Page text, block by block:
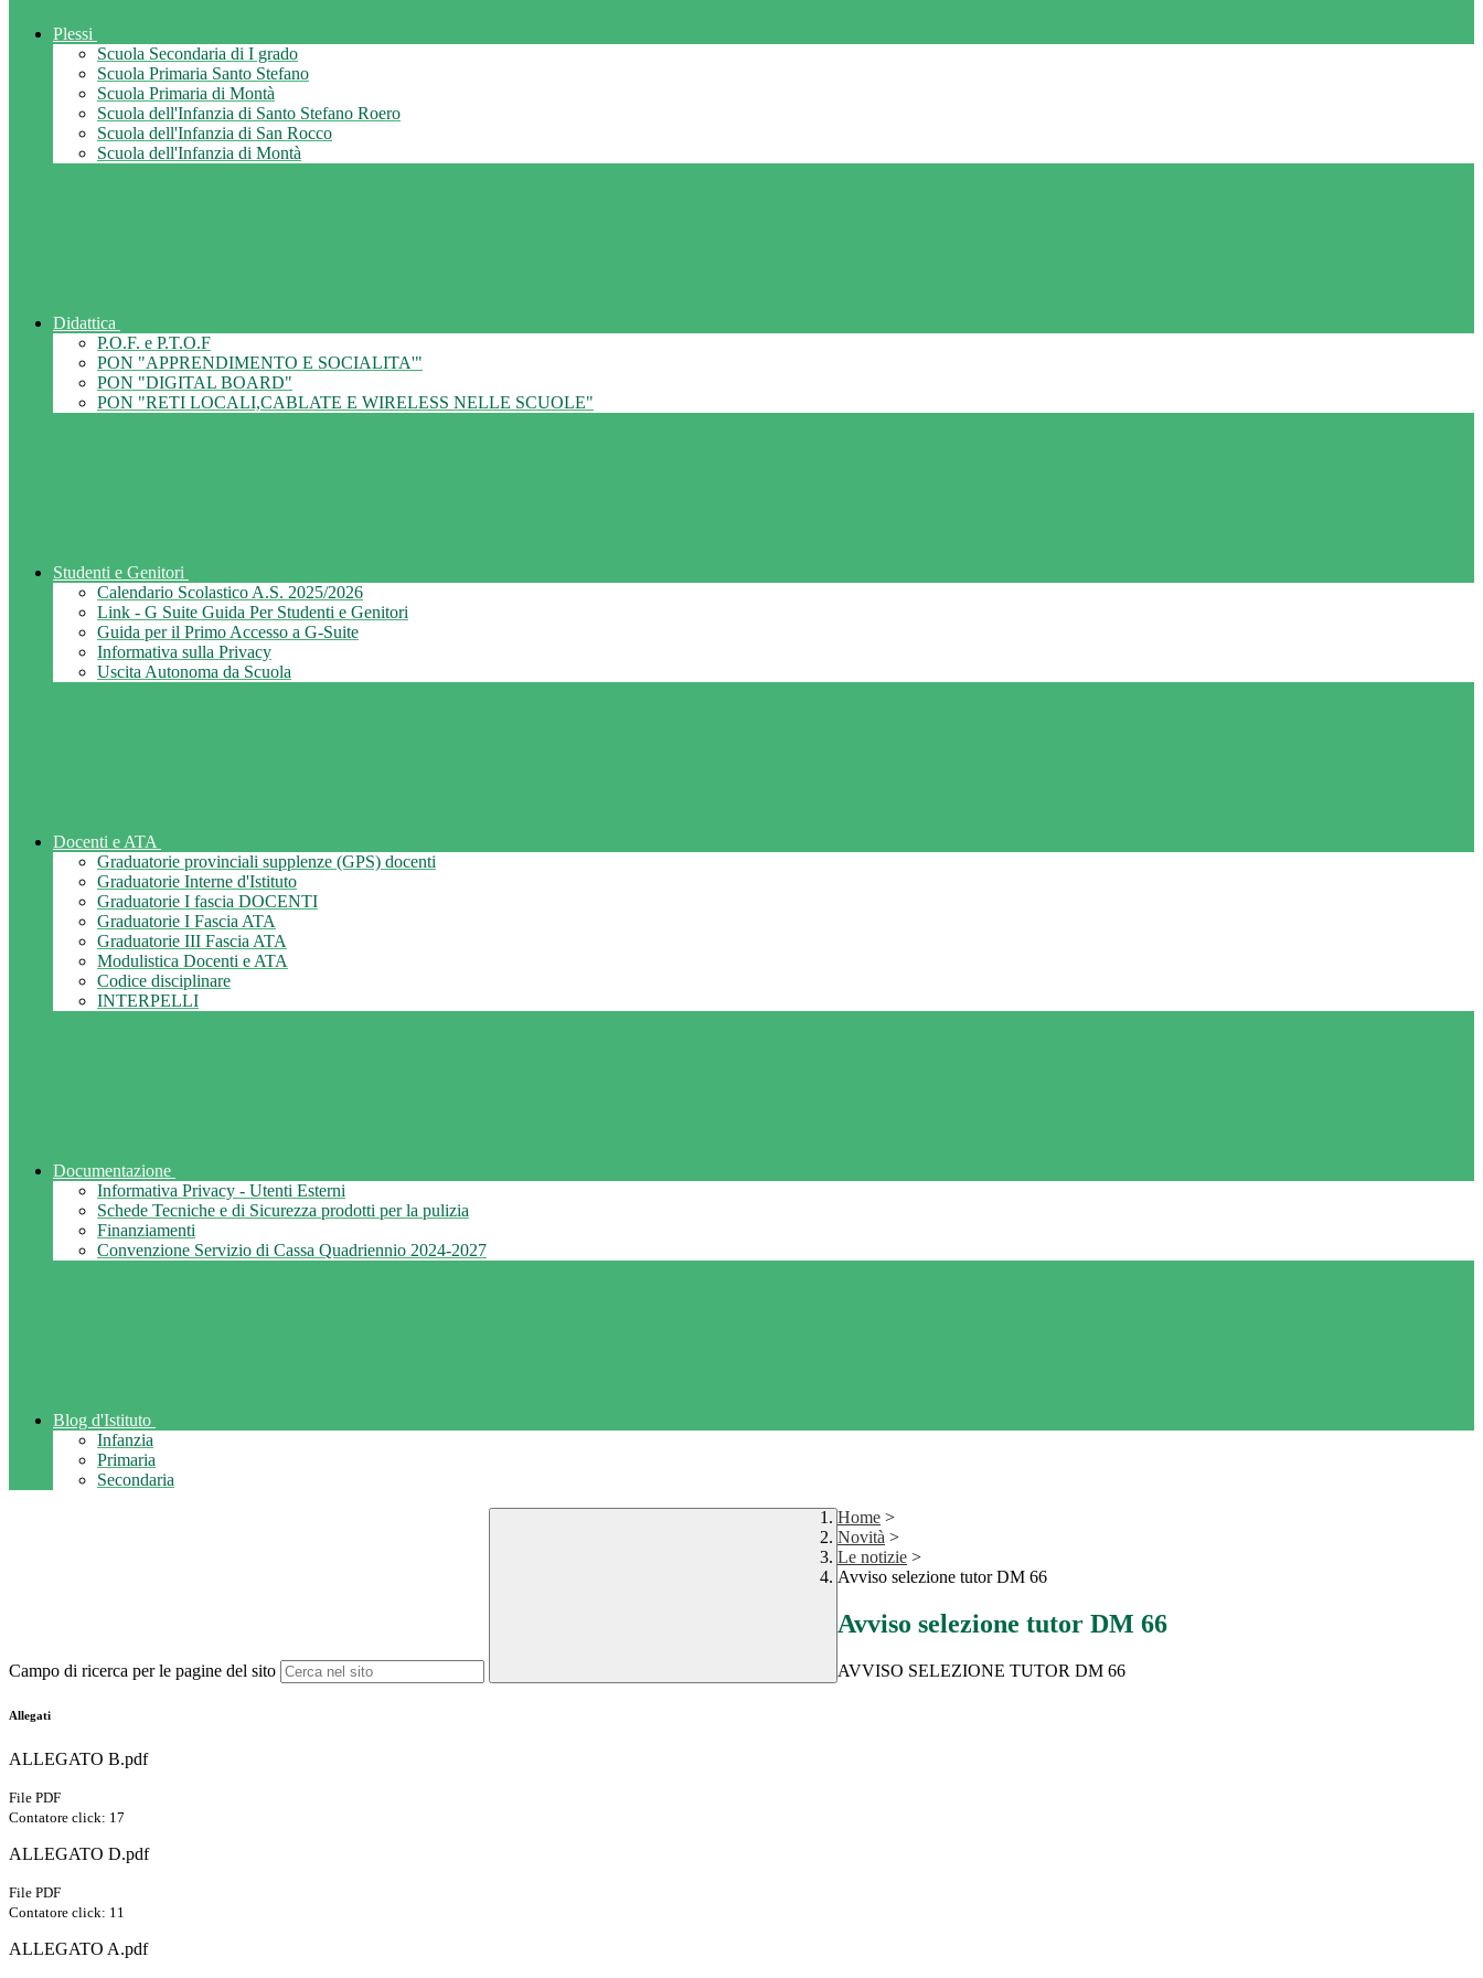
Plessi
Scuola Secondaria di I grado
Scuola Primaria Santo Stefano
Scuola Primaria di Montà
Scuola dell'Infanzia di Santo Stefano Roero
Scuola dell'Infanzia di San Rocco
Scuola dell'Infanzia di Montà
Didattica
P.O.F. e P.T.O.F
PON "APPRENDIMENTO E SOCIALITA'"
PON "DIGITAL BOARD"
PON "RETI LOCALI,CABLATE E WIRELESS NELLE SCUOLE"
Studenti e Genitori
Calendario Scolastico A.S. 2025/2026
Link - G Suite Guida Per Studenti e Genitori
Guida per il Primo Accesso a G-Suite
Informativa sulla Privacy
Uscita Autonoma da Scuola
Docenti e ATA
Graduatorie provinciali supplenze (GPS) docenti
Graduatorie Interne d'Istituto
Graduatorie I fascia DOCENTI
Graduatorie I Fascia ATA
Graduatorie III Fascia ATA
Modulistica Docenti e ATA
Codice disciplinare
INTERPELLI
Documentazione
Informativa Privacy - Utenti Esterni
Schede Tecniche e di Sicurezza prodotti per la pulizia
Finanziamenti
Convenzione Servizio di Cassa Quadriennio 2024-2027
Blog d'Istituto
Infanzia
Primaria
Secondaria
Campo di ricerca per le pagine del sito
Home >
Novità >
Le notizie >
Avviso selezione tutor DM 66
Avviso selezione tutor DM 66
AVVISO SELEZIONE TUTOR DM 66
Allegati
ALLEGATO B.pdf
File PDF
Contatore click: 17
ALLEGATO D.pdf
File PDF
Contatore click: 11
ALLEGATO A.pdf